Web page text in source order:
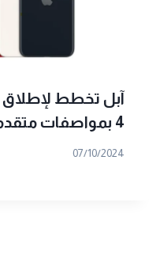
4 بمواصفات متقدمة
07/10/2024